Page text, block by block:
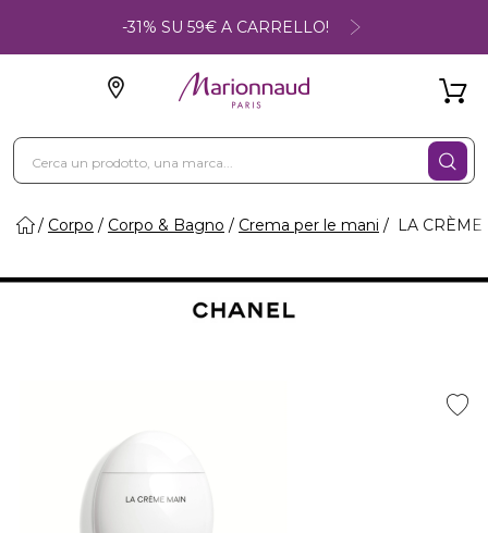
-31% SU 59€ A CARRELLO!
Corpo Corpo & Bagno Crema per le mani LA